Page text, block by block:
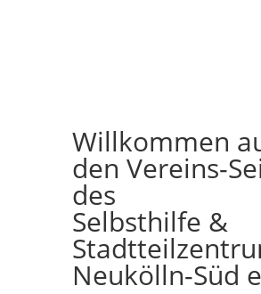
Willkommen
den Vereins-
des
Selbsthilfe &
Neukölln-Süd